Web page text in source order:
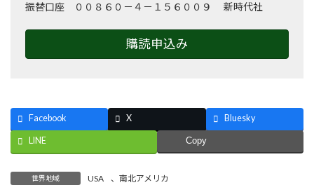
振替口座 ００８６０－４－１５６００９ 新時代社
購読申込み
Facebook X Bluesky
LINE Copy
世界地域 USA 、 南北アメリカ